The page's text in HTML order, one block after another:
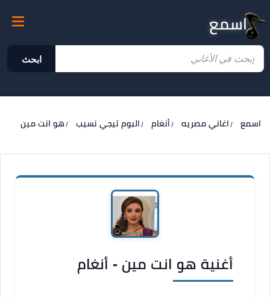
اسمع
ابحث
اسمع اغاني مصريه أنغام البوم تيجي نسيب هو انت مين
أغنية هو انت مين - أنغام